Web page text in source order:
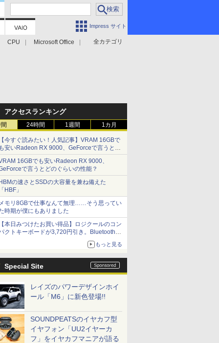
Impress サイト
全カテゴリ
CPU Microsoft Office
アクセスランキング
24時間 1週間 1カ月
今すぐ読みたい！人気記事】VRAM 16GBで
安いRadeon RX 9000、GeForceで言うとど
ぐらいの性能？ - PC Watch
16GBでも安いRadeon RX 9000、
で言うとどのぐらいの性能？
の速さとSSDの大容量を兼ね備えた
HBF」
モリ8GBで仕事なんて無理……そう思ってい
時期が僕にもありました
本日みつけたお買い得品】ロジクールのコン
クトキーボードが3,720円引き。Bluetoothで3
もっと見る
Special Site
レイズのパワーデザインホイ
ール「M6」に新色登場!!
SOUNDPEATSのイヤカフ型
イヤフォン「UU2イヤーカ
フ」をイヤカフマニアが語る